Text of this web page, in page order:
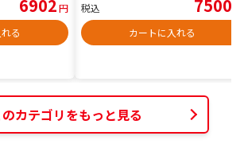
6902円
る
税込 7500
カートに入れる
のカテゴリをもっと見る